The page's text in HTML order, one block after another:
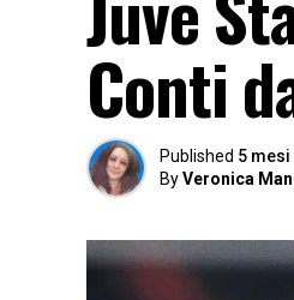
Conti
Published 5 mesi
ByVeronica